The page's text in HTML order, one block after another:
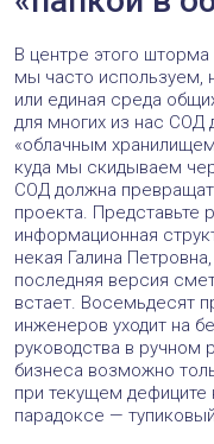
В центре этого шторма
мы часто используем,
или единая среда
для многих из нас СОД
«облачным
куда мы скидываем
СОД должна
проекта. Представьте
информационная
некая Галина
последняя версия
встает. Восемьдесят
инженеров уходит на
руководства в ручном
бизнеса возможно
при текущем
парадоксе —